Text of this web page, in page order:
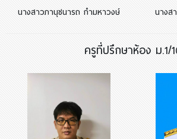
นางสาวภานุชนารถ กำมหาวงษ์ นาง
ครูที่ปรึกษาห้อง ม.1/